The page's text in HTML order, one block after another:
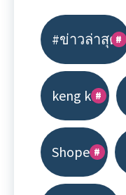
#ข่าวล่าสุด
keng kk
Shopee